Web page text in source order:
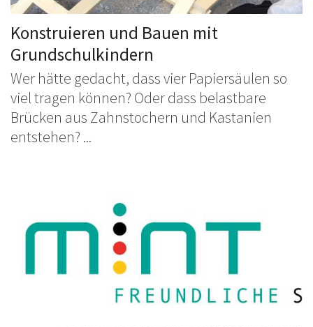
Konstruieren und Bauen mit
Grundschulkindern
Wer hätte gedacht, dass vier Papiersäulen so
viel tragen können? Oder dass belastbare
Brücken aus Zahnstochern und Kastanien
entstehen? ...